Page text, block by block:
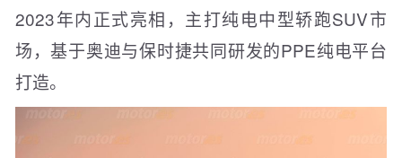
2023年内正式亮相，主打纯电中型轿跑SUV市
场，基于奥迪与保时捷共同研发的PPE纯电平台
打造。